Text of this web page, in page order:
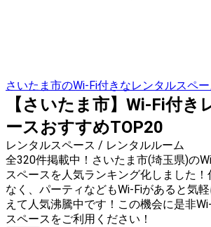
さいたま市のWi-Fi付きなレンタルスペー
【さいたま市】Wi-Fi付き
ースおすすめTOP20
レンタルスペース / レンタルルーム
全320件掲載中！さいたま市(埼玉県)の
スペースを人気ランキング化しました
なく、パーティなどもWi-Fiがあると気
えて人気沸騰中です！この機会に是非
スペースをご利用ください！